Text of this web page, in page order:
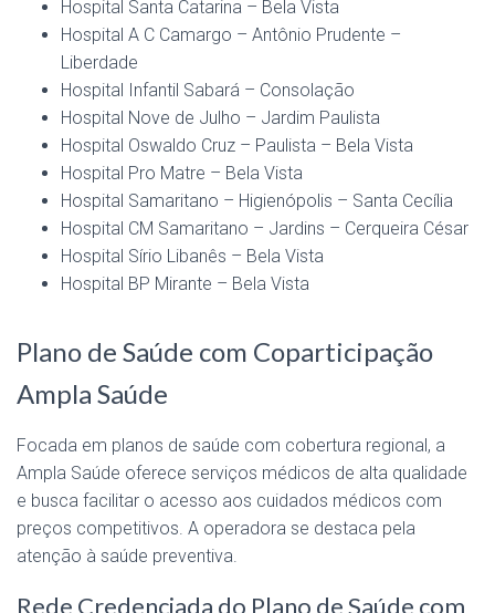
Hospital Santa Catarina – Bela Vista
Hospital A C Camargo – Antônio Prudente –
Liberdade
Hospital Infantil Sabará – Consolação
Hospital Nove de Julho – Jardim Paulista
Hospital Oswaldo Cruz – Paulista – Bela Vista
Hospital Pro Matre – Bela Vista
Hospital Samaritano – Higienópolis – Santa Cecília
Hospital CM Samaritano – Jardins – Cerqueira César
Hospital Sírio Libanês – Bela Vista
Hospital BP Mirante – Bela Vista
Plano de Saúde com Coparticipação
Ampla Saúde
Focada em planos de saúde com cobertura regional, a
Ampla Saúde oferece serviços médicos de alta qualidade
e busca facilitar o acesso aos cuidados médicos com
preços competitivos. A operadora se destaca pela
atenção à saúde preventiva.
Rede Credenciada do Plano de Saúde com